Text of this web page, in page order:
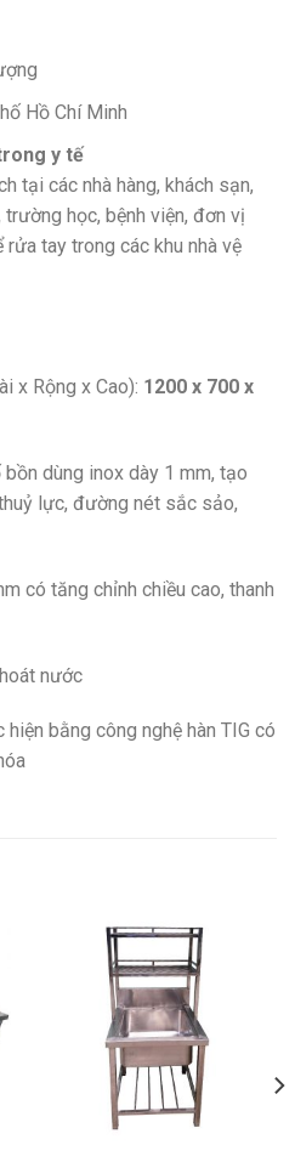
Hồ Chí Minh
y tế
tại các nhà hàng, khách sạn,
trường học, bệnh viện, đơn vị
tay trong các khu nhà vệ
x Rộng x Cao): 1200 x 700 x
dùng inox dày 1 mm, tạo
lực, đường nét sắc sảo,
có tăng chỉnh chiều cao, thanh
nước
bằng công nghệ hàn TIG có